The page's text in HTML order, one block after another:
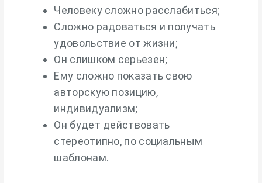
Человеку сложно расслабиться;
Сложно радоваться и получать
удовольствие от жизни;
Он слишком серьезен;
Ему сложно показать свою
авторскую позицию,
индивидуализм;
Он будет действовать
стереотипно, по социальным
шаблонам.